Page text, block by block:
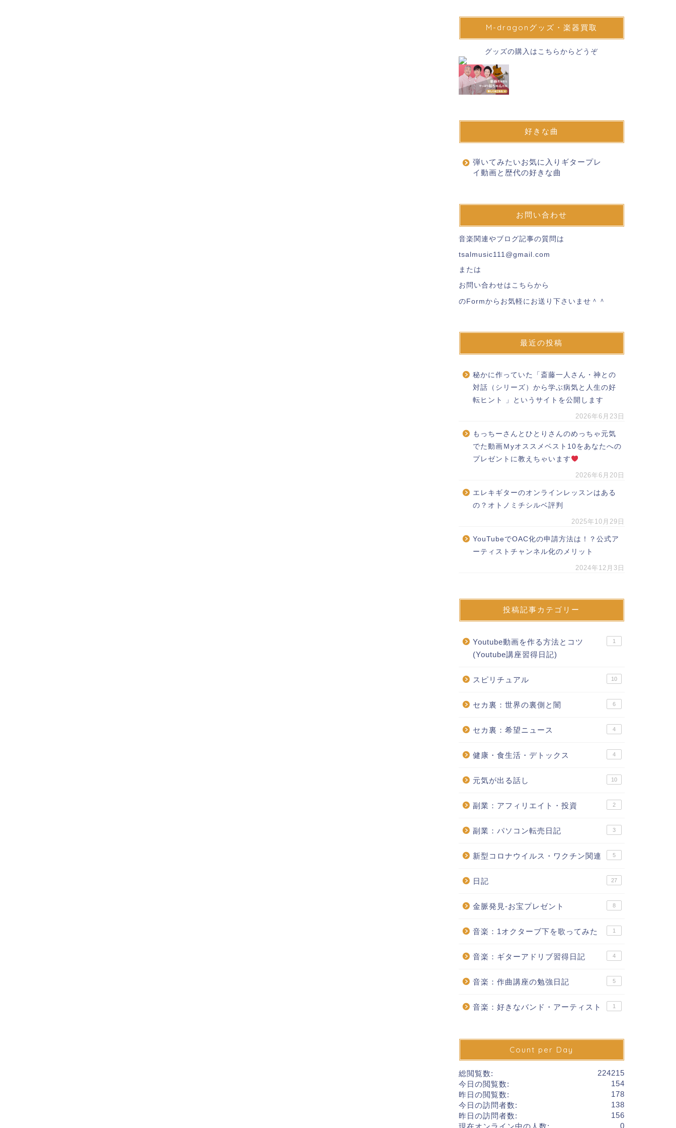
M-dragonグッズ・楽器買取
グッズの購入はこちらからどうぞ
好きな曲
弾いてみたいお気に入りギタープレ
イ動画と歴代の好きな曲
お問い合わせ
音楽関連やブログ記事の質問は
tsalmusic111@gmail.com
または
お問い合わせはこちらから
のFormからお気軽にお送り下さいませ＾＾
最近の投稿
秘かに作っていた「斎藤一人さん・神との
対話（シリーズ）から学ぶ病気と人生の好
転ヒント 」というサイトを公開します
2026年6月23日
もっちーさんとひとりさんのめっちゃ元気
でた動画Ｍyオススメベスト10をあなたへの
プレゼントに教えちゃいます
2026年6月20日
エレキギターのオンラインレッスンはある
の？オトノミチシルベ評判
2025年10月29日
YouTubeでOAC化の申請方法は！？公式ア
ーティストチャンネル化のメリット
2024年12月3日
投稿記事カテゴリー
Youtube動画を作る方法とコツ
(Youtube講座習得日記)
1
スピリチュアル 10
セカ裏：世界の裏側と闇 6
セカ裏：希望ニュース 4
健康・食生活・デトックス 4
元気が出る話し 10
副業：アフィリエイト・投資 2
副業：パソコン転売日記 3
新型コロナウイルス・ワクチン関連 5
日記 27
金脈発見-お宝プレゼント 8
音楽：1オクターブ下を歌ってみた 1
音楽：ギターアドリブ習得日記 4
音楽：作曲講座の勉強日記 5
音楽：好きなバンド・アーティスト 1
Count per Day
224215
総閲覧数:
154
今日の閲覧数:
178
昨日の閲覧数:
138
今日の訪問者数:
156
昨日の訪問者数:
0
現在オンライン中の人数: